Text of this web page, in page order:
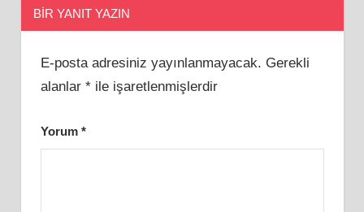
BIR YANIT YAZIN
E-posta adresiniz yayınlanmayacak. Gerekli
alanlar *ile işaretlenmişlerdir
Yorum *